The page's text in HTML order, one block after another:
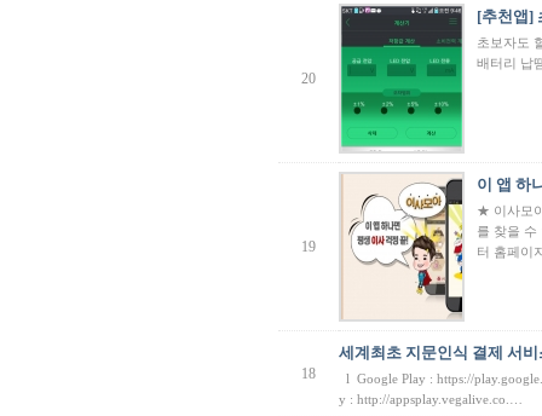
20
[추천앱]
초보자도
배터리 납
19
이 앱 하
★ 이사모
를 찾을
터 홈페이
18
세계최초 지문인식 결제 서
l Google Play : https://
y : http://appsplay.vegalive.co.…